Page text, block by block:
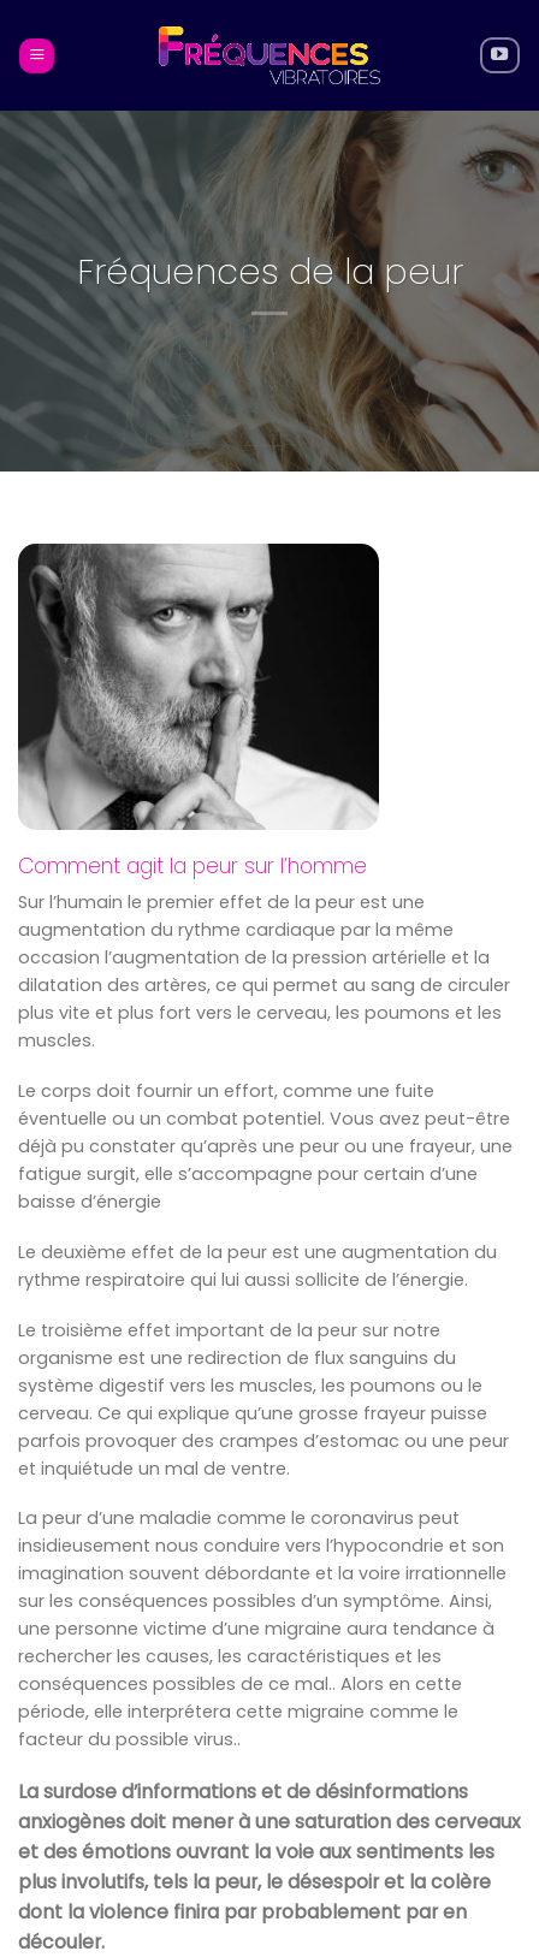
content
Fréquences de la peur
Comment agit la peur sur l’homme
Sur l’humain le premier effet de la peur est une
augmentation du rythme cardiaque par la même
occasion l’augmentation de la pression artérielle et la
dilatation des artères, ce qui permet au sang de circuler
plus vite et plus fort vers le cerveau, les poumons et les
muscles.
Le corps doit fournir un effort, comme une fuite
éventuelle ou un combat potentiel. Vous avez peut-être
déjà pu constater qu’après une peur ou une frayeur, une
fatigue surgit, elle s’accompagne pour certain d’une
baisse d’énergie
Le deuxième effet de la peur est une augmentation du
rythme respiratoire qui lui aussi sollicite de l’énergie.
Le troisième effet important de la peur sur notre
organisme est une redirection de flux sanguins du
système digestif vers les muscles, les poumons ou le
cerveau. Ce qui explique qu’une grosse frayeur puisse
parfois provoquer des crampes d’estomac ou une peur
et inquiétude un mal de ventre.
La peur d’une maladie comme le coronavirus peut
insidieusement nous conduire vers l’hypocondrie et son
imagination souvent débordante et la voire irrationnelle
sur les conséquences possibles d’un symptôme. Ainsi,
une personne victime d’une migraine aura tendance à
rechercher les causes, les caractéristiques et les
conséquences possibles de ce mal.. Alors en cette
période, elle interprétera cette migraine comme le
facteur du possible virus..
La surdose d’informations et de désinformations
anxiogènes doit mener à une saturation des cerveaux
et des émotions ouvrant la voie aux sentiments les
plus involutifs, tels la peur, le désespoir et la colère
dont la violence finira par probablement par en
découler.